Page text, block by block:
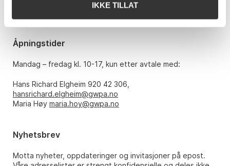
IKKE TILLAT
Åpningstider
Mandag – fredag kl. 10-17, kun etter avtale med:
Hans Richard Elgheim 920 42 306,
hansrichard.elgheim@gwpa.no
Maria Høy maria.hoy@gwpa.no
Nyhetsbrev
Motta nyheter, oppdateringer og invitasjoner på epost.